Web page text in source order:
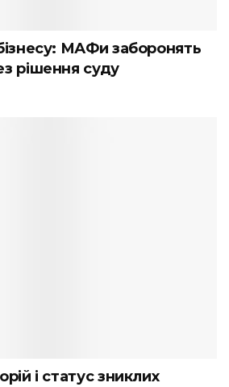
МАФи заборонять
рішення суду
і статус зниклих